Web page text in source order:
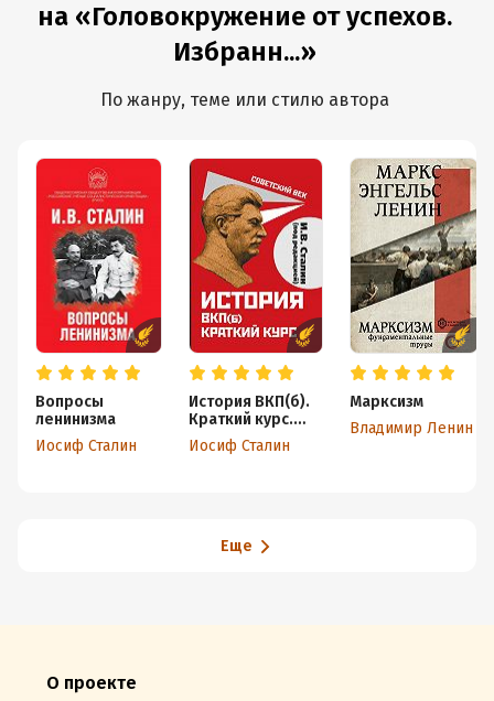
на «Головокружение от успехов.
Избранн...»
По жанру, теме или стилю автора
Вопросы
ленинизма
Иосиф Сталин
История ВКП(б).
Краткий курс.
Под редакцией
И.В. Сталина
Иосиф Сталин
Марксизм
Владимир Ленин
Еще
О проекте